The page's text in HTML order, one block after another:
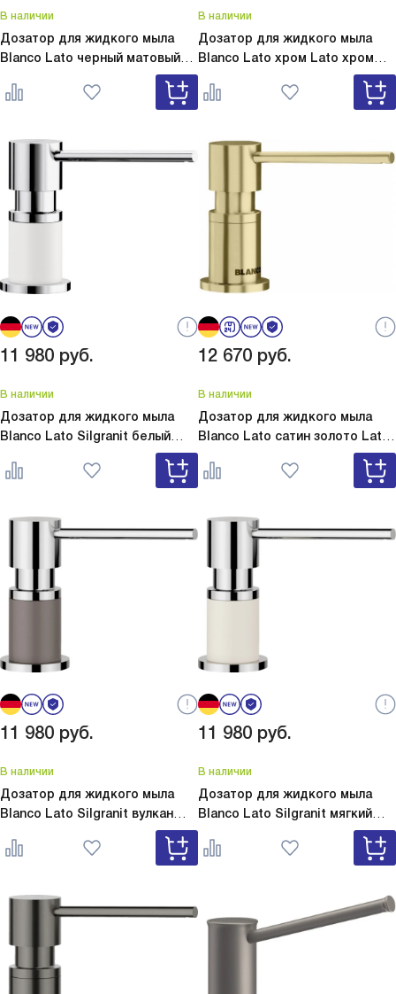
В наличии
Дозатор для жидкого мыла
Blanco Lato черный матовый
Lato черный матовый 525789
В наличии
Дозатор для жидкого мыла
Blanco Lato хром Lato хром
11 980 руб.
В наличии
Дозатор для жидкого мыла
Blanco Lato Silgranit белый
Lato Silgranit белый 525814
12 670 руб.
В наличии
Дозатор для жидкого мыла
Blanco Lato сатин золото Lato
11 980 руб.
В наличии
Дозатор для жидкого мыла
Blanco Lato Silgranit вулкан
Lato Silgranit вулкан
серый 526954
11 980 руб.
В наличии
Дозатор для жидкого мыла
Blanco Lato Silgranit мягкий
Lato Silgranit мягкий
белый 526955